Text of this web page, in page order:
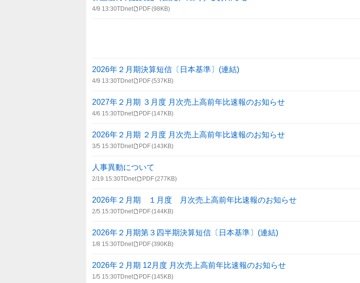
4/9 13:30TDnet PDF(98KB)
2026年２月期決算短信〔日本基準〕(連結)
4/9 13:30TDnet PDF(537KB)
2027年２月期 ３月度 月次売上高前年比速報のお知らせ
4/6 15:30TDnet PDF(147KB)
2026年２月期 ２月度 月次売上高前年比速報のお知らせ
3/5 15:30TDnet PDF(143KB)
人事異動について
2/19 15:30TDnet PDF(277KB)
2026年２月期 １月度 月次売上高前年比速報のお知らせ
2/5 15:30TDnet PDF(144KB)
2026年２月期第３四半期決算短信〔日本基準〕(連結)
1/8 15:30TDnet PDF(390KB)
2026年２月期 12月度 月次売上高前年比速報のお知らせ
1/5 15:30TDnet PDF(145KB)